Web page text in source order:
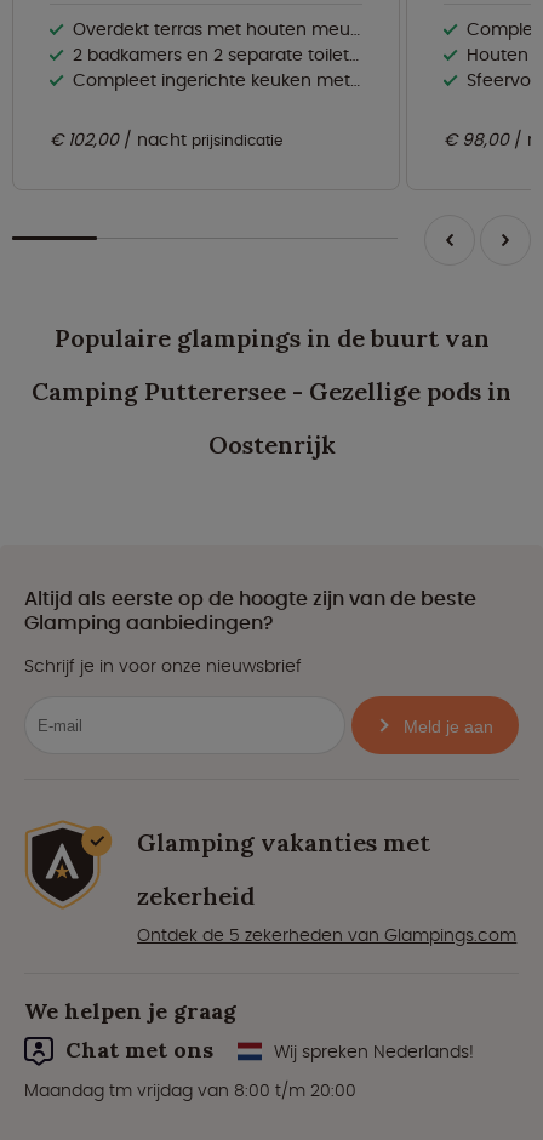
Overdekt terras met houten meubels
2 badkamers en 2 separate toiletten
Compleet ingerichte keuken met vaatwasser en magnetron
€ 102,00 nacht prijsindicatie
Compleet
Houten
Sfeervol
€ 98,00
Populaire glampings in de buurt van
Camping Putterersee - Gezellige pods in
Oostenrijk
Altijd als eerste op de hoogte zijn van de beste
Glamping aanbiedingen?
Schrijf je in voor onze nieuwsbrief
Meld je aan
Glamping vakanties met
zekerheid
Ontdek de 5 zekerheden van Glampings.com
We helpen je graag
Chat met ons
Wij spreken Nederlands!
Maandag tm vrijdag van 8:00 t/m 20:00